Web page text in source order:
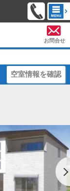
お問合せ
空室情報を確認